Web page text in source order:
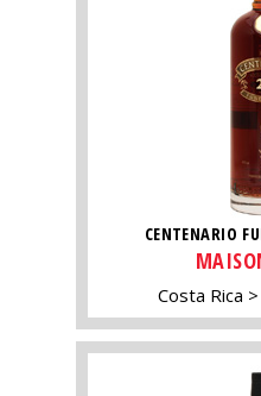
CENTENARIO
Costa Rica